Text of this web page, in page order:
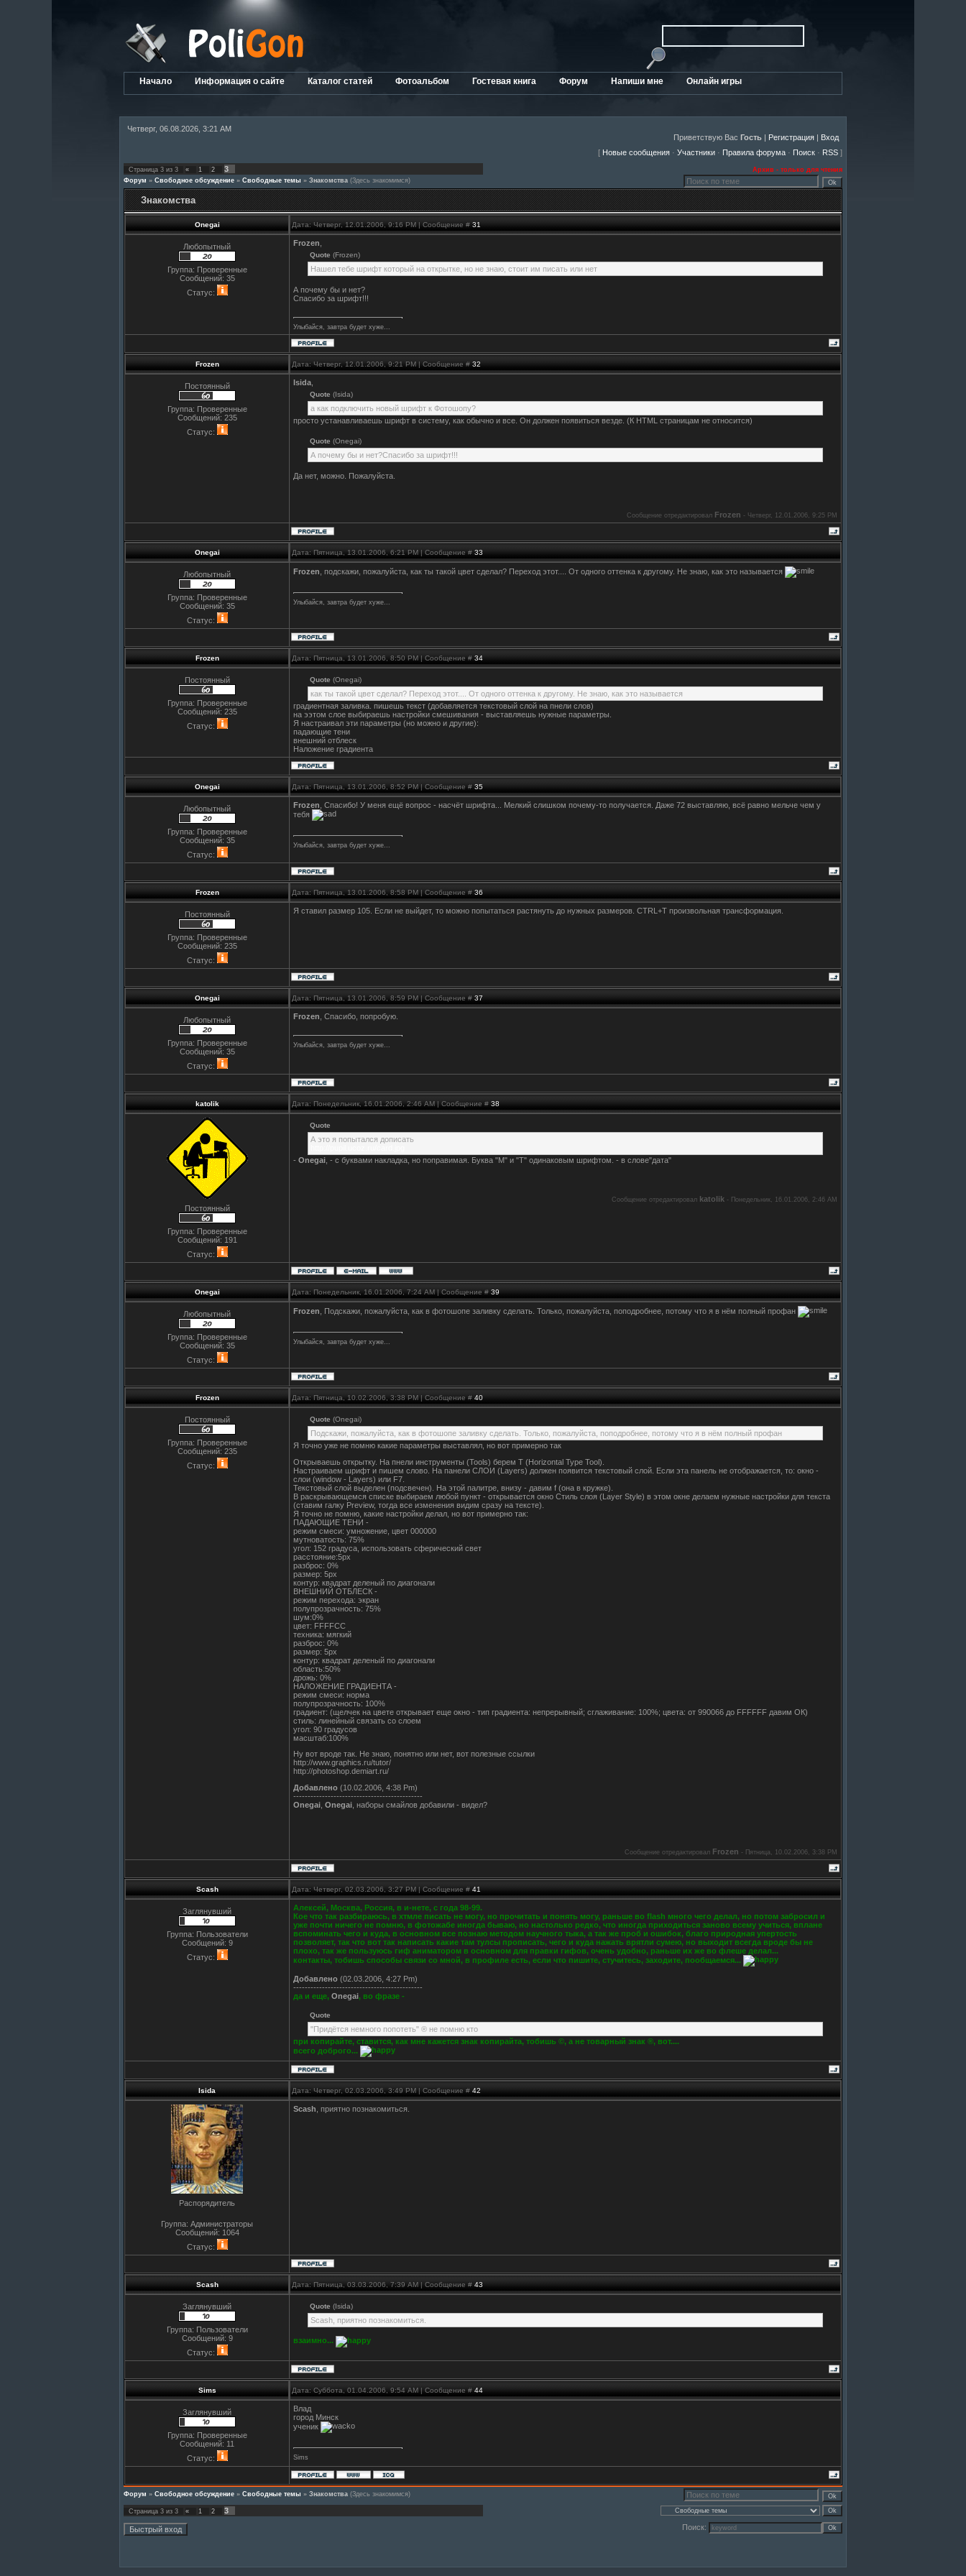
Начало Информация о сайте Каталог статей Фотоальбом Гостевая книга Форум Напиши мне Онлайн игры
Четверг, 06.08.2026, 3:21 AM
Приветствую Вас Гость | Регистрация | Вход
[ Новые сообщения · Участники · Правила форума · Поиск · RSS ]
Страница 3 из 3 « 1 2 3
Архив - только для чтения
Форум » Свободное обсуждение » Свободные темы » Знакомства (Здесь знакомимся)
Знакомства
Onegai Дата: Четверг, 12.01.2006, 9:16 PM | Сообщение # 31
Любопытный
Группа: Проверенные
Сообщений: 35
Статус:
Frozen
Quote (Frozen)
Нашел тебе шрифт который на открытке, но не знаю, стоит им писать или нет
А почему бы и нет?
Спасибо за шрифт!!!
Улыбайся, завтра будет хуже...
Frozen Дата: Четверг, 12.01.2006, 9:21 PM | Сообщение # 32
Постоянный
Группа: Проверенные
Сообщений: 235
Статус:
Isida
Quote (Isida)
а как подключить новый шрифт к Фотошопу?
просто устанавливаешь шрифт в систему, как обычно и все. Он должен появиться везде. (К HTML страницам не относится)
Quote (Onegai)
А почему бы и нет?Спасибо за шрифт!!!
Да нет, можно. Пожалуйста.
Сообщение отредактировал Frozen - Четверг, 12.01.2006, 9:25 PM
Onegai Дата: Пятница, 13.01.2006, 6:21 PM | Сообщение # 33
Любопытный
Группа: Проверенные
Сообщений: 35
Статус:
Frozen , подскажи, пожалуйста, как ты такой цвет сделал? Переход этот.... От одного оттенка к другому. Не знаю, как это называется
Улыбайся, завтра будет хуже...
Frozen Дата: Пятница, 13.01.2006, 8:50 PM | Сообщение # 34
Постоянный
Группа: Проверенные
Сообщений: 235
Статус:
Quote (Onegai)
как ты такой цвет сделал? Переход этот.... От одного оттенка к другому. Не знаю, как это называется
градиентная заливка. пишешь текст (добавляется текстовый слой на пнели слов)
на ээтом слое выбираешь настройки смешивания - выставляешь нужные параметры.
Я настраивал эти параметры (но можно и другие):
падающие тени
внешний отблеск
Наложение градиента
Onegai Дата: Пятница, 13.01.2006, 8:52 PM | Сообщение # 35
Любопытный
Группа: Проверенные
Сообщений: 35
Статус:
Frozen , Спасибо! У меня ещё вопрос - насчёт шрифта... Мелкий слишком почему-то получается. Даже 72 выставляю, всё равно мельче чем у
тебя
Улыбайся, завтра будет хуже...
Frozen Дата: Пятница, 13.01.2006, 8:58 PM | Сообщение # 36
Постоянный
Группа: Проверенные
Сообщений: 235
Статус:
Я ставил размер 105. Если не выйдет, то можно попытаться растянуть до нужных размеров. CTRL+T произвольная трансформация.
Onegai Дата: Пятница, 13.01.2006, 8:59 PM | Сообщение # 37
Любопытный
Группа: Проверенные
Сообщений: 35
Статус:
Frozen , Спасибо, попробую.
Улыбайся, завтра будет хуже...
katolik Дата: Понедельник, 16.01.2006, 2:46 AM | Сообщение # 38
Постоянный
Группа: Проверенные
Сообщений: 191
Статус:
Quote
А это я попытался дописать
- Onegai , - с буквами накладка, но поправимая. Буква "М" и "Т" одинаковым шрифтом. - в слове"дата"
Сообщение отредактировал katolik - Понедельник, 16.01.2006, 2:46 AM
Onegai Дата: Понедельник, 16.01.2006, 7:24 AM | Сообщение # 39
Любопытный
Группа: Проверенные
Сообщений: 35
Статус:
Frozen , Подскажи, пожалуйста, как в фотошопе заливку сделать. Только, пожалуйста, поподробнее, потому что я в нём полный профан
Улыбайся, завтра будет хуже...
Frozen Дата: Пятница, 10.02.2006, 3:38 PM | Сообщение # 40
Постоянный
Группа: Проверенные
Сообщений: 235
Статус:
Quote (Onegai)
Подскажи, пожалуйста, как в фотошопе заливку сделать. Только, пожалуйста, поподробнее, потому что я в нём полный профан
Я точно уже не помню какие параметры выставлял, но вот примерно так
Открываешь открытку. На пнели инструменты (Tools) берем Т (Horizontal Type Tool).
Настраиваем шрифт и пишем слово. На панели СЛОИ (Layers) должен появится текстовый слой. Если эта панель не отображается, то: окно -
слои (window - Layers) или F7.
Текстовый слой выделен (подсвечен). На этой палитре, внизу - давим f (она в кружке).
В раскрывающемся списке выбираем любой пункт - открывается окно Стиль слоя (Layer Style) в этом окне делаем нужные настройки для текста
(ставим галку Preview, тогда все изменения видим сразу на тексте).
Я точно не помню, какие настройки делал, но вот примерно так:
ПАДАЮЩИЕ ТЕНИ -
режим смеси: умножение, цвет 000000
мутноватость: 75%
угол: 152 градуса, использовать сферический свет
расстояние:5рх
разброс: 0%
размер: 5рх
контур: квадрат деленый по диагонали
ВНЕШНИЙ ОТБЛЕСК -
режим перехода: экран
полупрозрачность: 75%
шум:0%
цвет: FFFFCC
техника: мягкий
разброс: 0%
размер: 5рх
контур: квадрат деленый по диагонали
область:50%
дрожь: 0%
НАЛОЖЕНИЕ ГРАДИЕНТА -
режим смеси: норма
полупрозрачность: 100%
градиент: (щелчек на цвете открывает еще окно - тип градиента: непрерывный; сглаживание: 100%; цвета: от 990066 до FFFFFF давим ОК)
стиль: линейный связать со слоем
угол: 90 градусов
масштаб:100%
Ну вот вроде так. Не знаю, понятно или нет, вот полезные ссылки
http://www.graphics.ru/tutor/
http://photoshop.demiart.ru/
Добавлено (10.02.2006, 4:38 Pm)
---------------------------------------------
Onegai Onegai , наборы смайлов добавили - видел?
Сообщение отредактировал Frozen - Пятница, 10.02.2006, 3:38 PM
Scash Дата: Четверг, 02.03.2006, 3:27 PM | Сообщение # 41
Заглянувший
Группа: Пользователи
Сообщений: 9
Статус:
Алексей, Москва, Россия, в и-нете, с года 98-99.
Кое что так разбираюсь, в хтмле писать не могу, но прочитать и понять могу, раньше во flash много чего делал, но потом забросил и
уже почти ничего не помню, в фотожабе иногда бываю, но настолько редко, что иногда приходиться заново всему учиться, вплане
вспоминать чего и куда, в основном все познаю методом научного тыка, а так же проб и ошибок, благо природная упертость
позволяет, так что вот так написать какие там тулсы прописать, чего и куда нажать врятли сумею, но выходит всегда вроде бы не
плохо, так же пользуюсь гиф аниматором в основном для правки гифов, очень удобно, раньше их же во флеше делал...
контакты, тобишь способы связи со мной, в профиле есть, если что пишите, стучитесь, заходите, пообщаемся...
Добавлено (02.03.2006, 4:27 Pm)
---------------------------------------------
да и еще, Onegai, во фразе -
Quote
"Придётся немного попотеть" ® не помню кто
при копирайте, ставится, как мне кажется знак копирайта, тобишь ©, а не товарный знак ®, вот....
всего доброго...
Isida Дата: Четверг, 02.03.2006, 3:49 PM | Сообщение # 42
Распорядитель
Группа: Администраторы
Сообщений: 1064
Статус:
Scash , приятно познакомиться.
Scash Дата: Пятница, 03.03.2006, 7:39 AM | Сообщение # 43
Заглянувший
Группа: Пользователи
Сообщений: 9
Статус:
Quote (Isida)
Scash, приятно познакомиться.
взаимно...
Sims Дата: Суббота, 01.04.2006, 9:54 AM | Сообщение # 44
Заглянувший
Группа: Проверенные
Сообщений: 11
Статус:
Влад
город Минск
ученик
Sims
Форум » Свободное обсуждение » Свободные темы » Знакомства (Здесь знакомимся)
Страница 3 из 3 « 1 2
3
Поиск: